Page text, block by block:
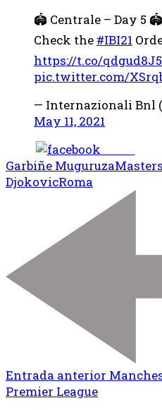
🏟️ Centrale – Day 5 🏟️
Check the #IBI21
https://t.co/
pic.twitter.com/
— Internazionali Bnl
May 11, 2021
Garbiñe Muguruza
DjokovicRoma
Entrada anterior
Premier League